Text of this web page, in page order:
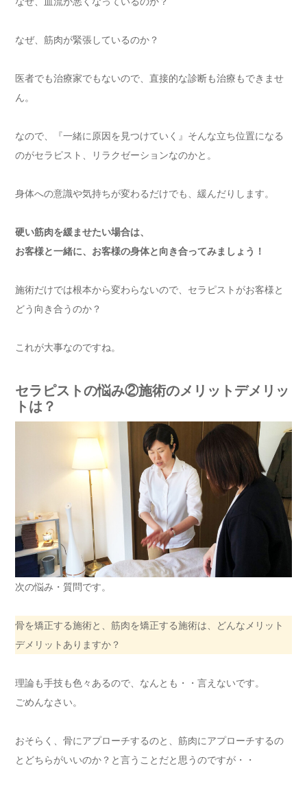
なぜ、筋肉が緊張しているのか？
医者でも治療家でもないので、直接的な診断も治療もできませ
ん。
なので、『一緒に原因を見つけていく』そんな立ち位置になる
のがセラピスト、リラクゼーションなのかと。
身体への意識や気持ちが変わるだけでも、緩んだりします。
硬い筋肉を緩ませたい場合は、
お客様と一緒に、お客様の身体と向き合ってみましょう！
施術だけでは根本から変わらないので、セラピストがお客様と
どう向き合うのか？
これが大事なのですね。
セラピストの悩み②施術のメリットデメリッ
トは？
次の悩み・質問です。
骨を矯正する施術と、筋肉を矯正する施術は、どんなメリット
デメリットありますか？
理論も手技も色々あるので、なんとも・・言えないです。
ごめんなさい。
おそらく、骨にアプローチするのと、筋肉にアプローチするの
とどちらがいいのか？と言うことだと思うのですが・・